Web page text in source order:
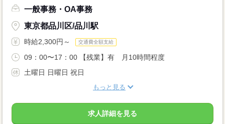
一般事務・OA事務
東京都品川区/品川駅
時給2,300円～ 交通費全額支給
09：00〜17：00 【残業】有 月10時間程度
土曜日 日曜日 祝日
もっと見る
求人詳細を見る